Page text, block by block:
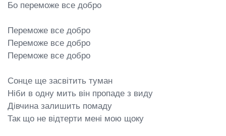
Бо переможе все добро
Переможе все добро
Переможе все добро
Переможе все добро
Сонце ще засвітить туман
Ніби в одну мить він пропаде з виду
Дівчина залишить помаду
Так що не відтерти мені мою щоку